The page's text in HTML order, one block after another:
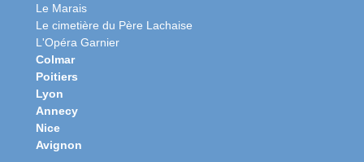
Le Marais
Le cimetière du Père Lachaise
L'Opéra Garnier
Colmar
Poitiers
Lyon
Annecy
Nice
Avignon